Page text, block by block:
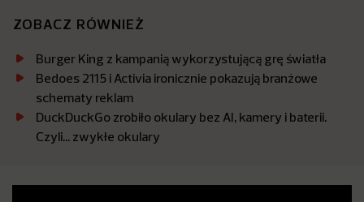
ZOBACZ RÓWNIEŻ
Burger King z kampanią wykorzystującą grę światła
Bedoes 2115 i Activia ironicznie pokazują branżowe
schematy reklam
DuckDuckGo zrobiło okulary bez AI, kamery i baterii.
Czyli… zwykłe okulary